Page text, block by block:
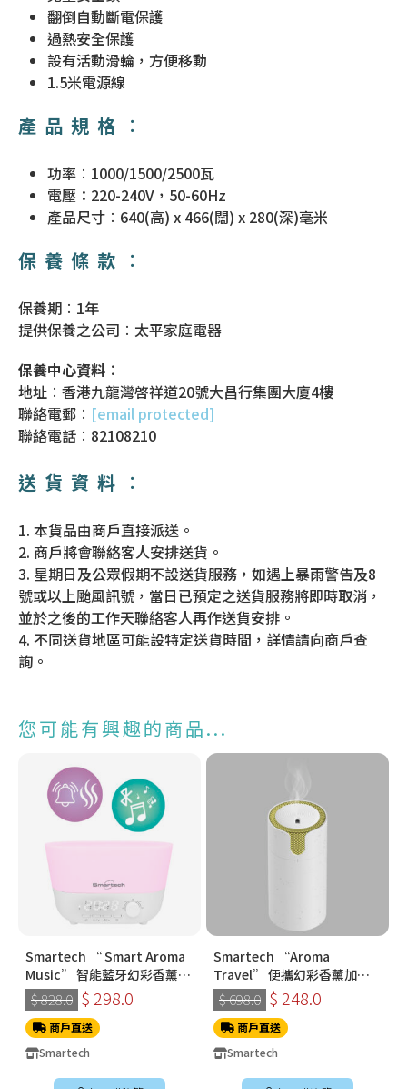
翻倒自動斷電保護
過熱安全保護
設有活動滑輪，方便移動
1.5米電源線
產品規格︰
功率︰1000/1500/2500瓦
電壓：220-240V，50-60Hz
產品尺寸︰640(高) x 466(闊) x 280(深)毫米
保養條款︰
保養期︰1年
提供保養之公司︰太平家庭電器
保養中心資料︰
地址︰香港九龍灣啓祥道20號大昌行集團大廈4樓
聯絡電郵︰ [email protected]
聯絡電話︰82108210
送貨資料︰
1. 本貨品由商戶直接派送。
2. 商戶將會聯絡客人安排送貨。
3. 星期日及公眾假期不設送貨服務，如遇上暴雨警告及8
號或以上颱風訊號，當日已預定之送貨服務將即時取消，
並於之後的工作天聯絡客人再作送貨安排。
4. 不同送貨地區可能設特定送貨時間，詳情請向商戶查
詢。
您可能有興趣的商品...
Smartech “ Smart Aroma
Music” 智能藍牙幻彩香薰加
濕機(SA-8003)
$ 828.0 $ 298.0
商戶直送
Smartech
Smartech “Aroma
Travel” 便攜幻彩香薰加濕
機 (N70)
$ 698.0 $ 248.0
商戶直送
Smartech